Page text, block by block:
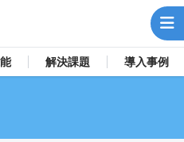
解決課題 導入事例